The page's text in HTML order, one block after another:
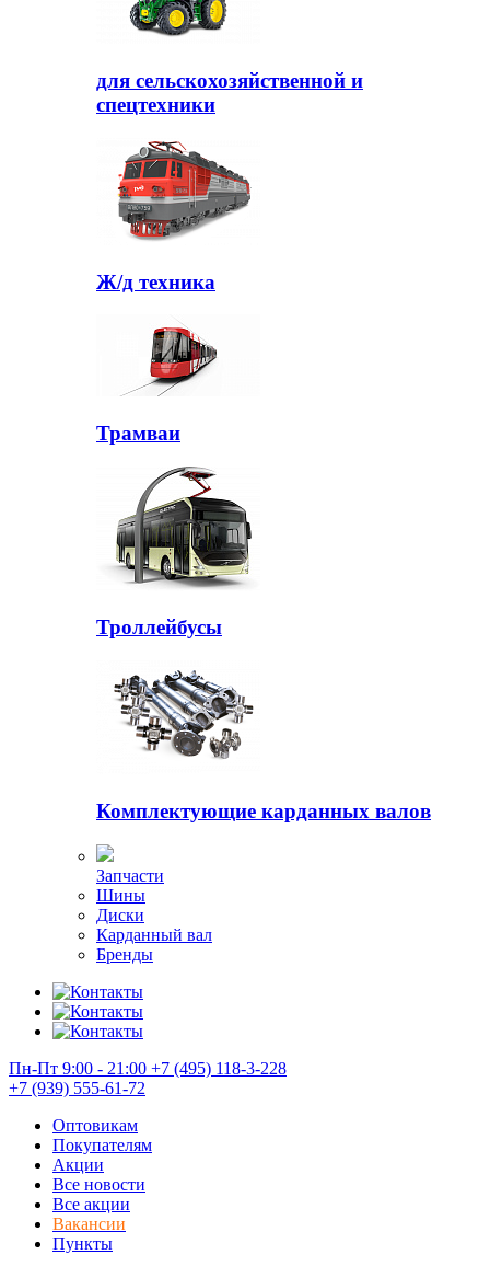
для сельскохозяйственной и
спецтехники
Ж/д техника
Трамваи
Троллейбусы
Комплектующие карданных валов
Запчасти
Шины
Диски
Карданный вал
Бренды
Пн-Пт 9:00 - 21:00 +7 (495) 118-3-228
+7 (939) 555-61-72
Оптовикам
Покупателям
Акции
Все новости
Все акции
Вакансии
Пункты